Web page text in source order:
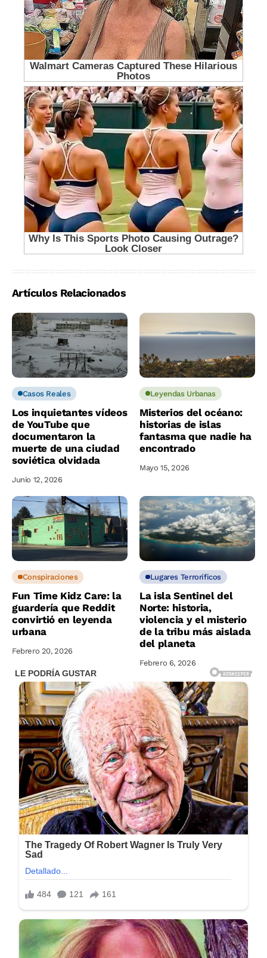
Artículos Relacionados
Casos Reales
Los inquietantes vídeos
de YouTube que
documentaron la
muerte de una ciudad
soviética olvidada
Junio 12, 2026
Leyendas Urbanas
Misterios del océano:
historias de islas
fantasma que nadie ha
encontrado
Mayo 15, 2026
Conspiraciones
Fun Time Kidz Care: la
guardería que Reddit
convirtió en leyenda
urbana
Febrero 20, 2026
Lugares Terroríficos
La isla Sentinel del
Norte: historia,
violencia y el misterio
de la tribu más aislada
del planeta
Febrero 6, 2026